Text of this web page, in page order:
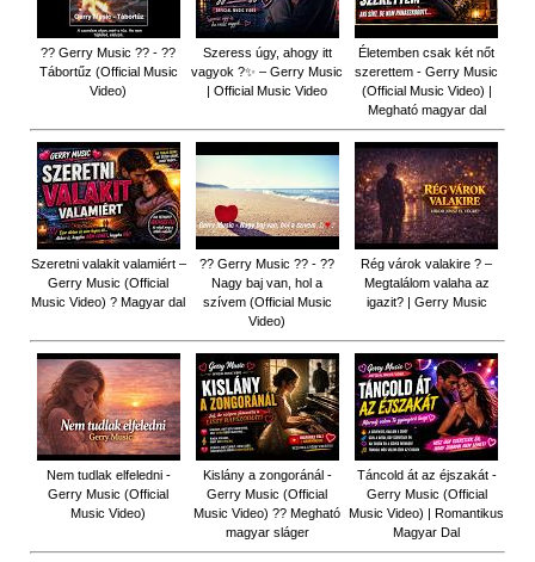
?? Gerry Music ?? - ??
Tábortűz (Official Music
Video)
Szeress úgy, ahogy itt
vagyok ?✨ – Gerry Music
| Official Music Video
Életemben csak két nőt
szerettem - Gerry Music
(Official Music Video) |
Megható magyar dal
Szeretni valakit valamiért –
Gerry Music (Official
Music Video) ? Magyar dal
?? Gerry Music ?? - ??
Nagy baj van, hol a
szívem (Official Music
Video)
Rég várok valakire ? –
Megtalálom valaha az
igazit? | Gerry Music
Nem tudlak elfeledni -
Gerry Music (Official
Music Video)
Kislány a zongoránál -
Gerry Music (Official
Music Video) ?? Megható
magyar sláger
Táncold át az éjszakát -
Gerry Music (Official
Music Video) | Romantikus
Magyar Dal